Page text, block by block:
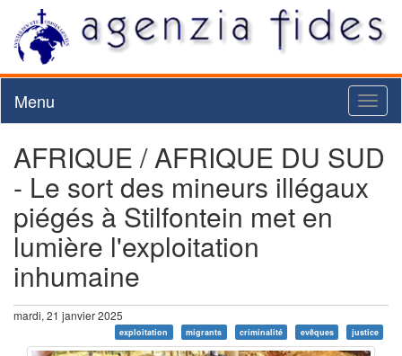
Menu
AFRIQUE / AFRIQUE DU SUD
- Le sort des mineurs illégaux
piégés à Stilfontein met en
lumière l'exploitation
inhumaine
mardi, 21 janvier 2025
exploitation migrants criminalité evêques justice